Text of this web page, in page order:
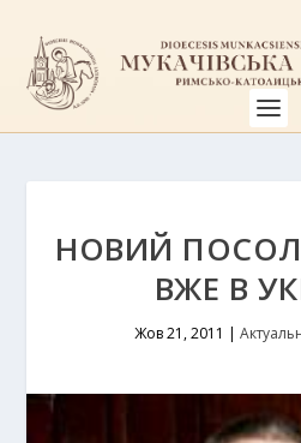
НОВИЙ
ВЖЕ В
Жов 21, 2011 |